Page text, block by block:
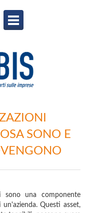
SONO E
sono una componente
Questi asset,